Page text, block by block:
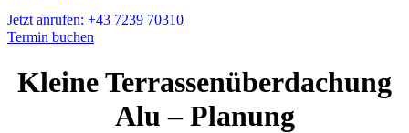
Jetzt anrufen: +43 7239 70310
Termin buchen
Kleine Terrassenüberdachung
Alu – Planung